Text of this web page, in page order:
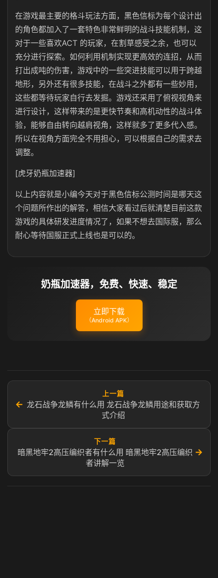
在游戏最主要的格斗玩法方面，黑色信标为每个设计出
的角色都加入了一套特色非常鲜明的战斗技能机制，这
对于一些喜欢ACT 的玩家，在割草感受之余，也可以
充分进行探索。如何利用机制实现更高效的连招，从而
打出成吨的伤害，游戏中的一些突进技能可以用于跨越
地形，另外还有很多技能，在战斗之外都有一些妙用，
这些都等待玩家自行去发掘。游戏还采用了俯视视角来
进行设计，这样带来的是更快节奏和高机动性的战斗体
验，能够自由转向越肩视角，这样就多了更多代入感。
所以在视角方面完全不用担心，可以根据自己的需求去
调整。
[虎牙奶瓶加速器]
以上内容就是小编今天对于黑色信标公测时间是哪天这
个问题所作出的解答，相信大家看过后就清楚目前这款
游戏的具体研发进度情况了，如果不想去国际服，那么
耐心等待国服正式上线也是可以的。
奶瓶加速器，免费、快速、稳定
立即下载
（Android APK）
←
上一篇
龙石战争龙鳞有什么用 龙石战争龙鳞用途和获取方
式介绍
下一篇
暗黑地牢2高压编织者有什么用 暗黑地牢2高压编织
者讲解一览
→